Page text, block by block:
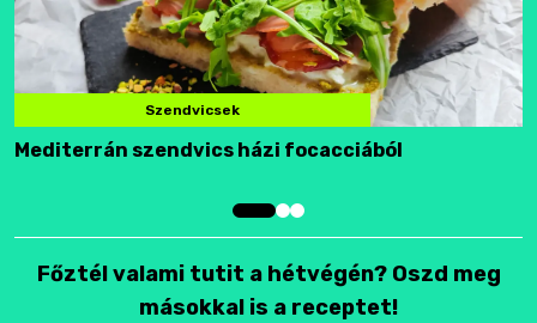
Szendvicsek
Mediterrán szendvics házi focacciából
Főztél valami tutit a hétvégén? Oszd meg
másokkal is a receptet!